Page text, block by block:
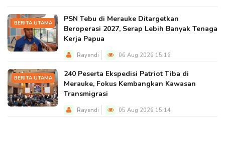
BERITA UTAMA
PSN Tebu di Merauke Ditargetkan
Beroperasi 2027, Serap Lebih Banyak Tenaga
Kerja Papua
Rayendi 06 Aug 2026 15:16
BERITA UTAMA
240 Peserta Ekspedisi Patriot Tiba di
Merauke, Fokus Kembangkan Kawasan
Transmigrasi
Rayendi 05 Aug 2026 15:14